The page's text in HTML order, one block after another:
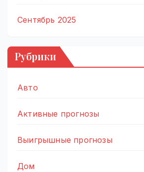
Сентябрь 2025
Рубрики
Авто
Активные прогнозы
Выигрышные прогнозы
Дом